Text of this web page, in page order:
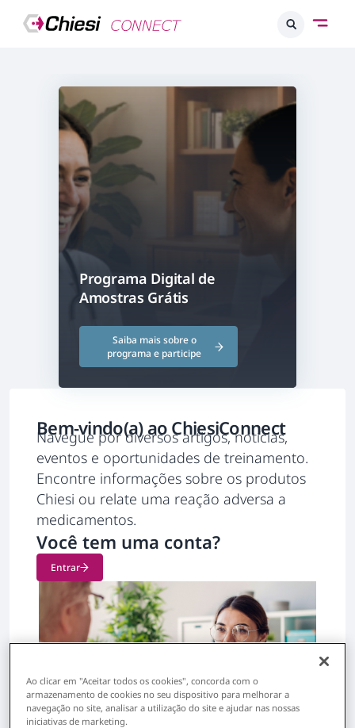
Programa Digital de
Amostras Grátis
Saiba mais sobre o
programa e participe
Bem-vindo(a) ao ChiesiConnect
Navegue por diversos artigos, notícias,
eventos e oportunidades de treinamento.
Encontre informações sobre os produtos
Chiesi ou relate uma reação adversa a
medicamentos.
Você tem uma conta?
Entrar
Ao clicar em "Aceitar todos os cookies", concorda com o
armazenamento de cookies no seu dispositivo para melhorar a
navegação no site, analisar a utilização do site e ajudar nas nossas
iniciativas de marketing.